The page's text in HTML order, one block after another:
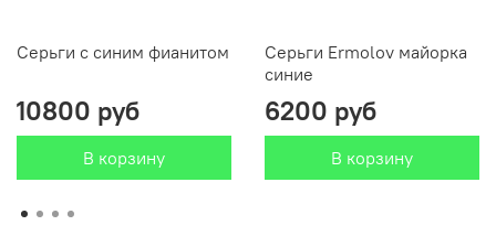
Серьги с синим фианитом
10800 руб
В корзину
Серьги Ermolov майорка
синие
6200 руб
В корзину